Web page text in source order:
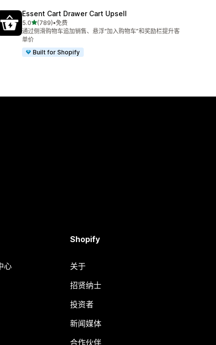
Essent Cart Drawer Cart Upsell
5.0星（满分 5 星）
(789)
总共 789 条评论
•免费
通过侧滑购物车追加销售、悬浮“加入购物车”和奖励栏提升客
单价
Built for Shopify
心
Shopify
关于
招贤纳士
投资者
新闻媒体
合作伙伴